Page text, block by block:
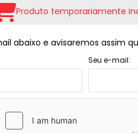
Produto temporariamente
abaixo e avisaremos assim
Seu e-mail: